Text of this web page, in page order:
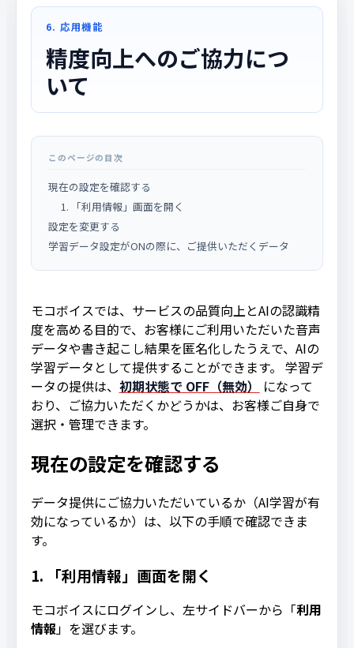
6. 応用機能
精度向上へのご協力につ
いて
このページの目次
現在の設定を確認する
1. 「利用情報」画面を開く
設定を変更する
学習データ設定がONの際に、ご提供いただくデータ
モコボイスでは、サービスの品質向上とAIの認識精
度を高める目的で、お客様にご利用いただいた音声
データや書き起こし結果を匿名化したうえで、AIの
学習データとして提供することができます。 学習デ
ータの提供は、 初期状態で OFF（無効）
になって
おり、ご協力いただくかどうかは、お客様ご自身で
選択・管理できます。
現在の設定を確認する
データ提供にご協力いただいているか（AI学習が有
効になっているか）は、以下の手順で確認できま
す。
1. 「利用情報」画面を開く
モコボイスにログインし、左サイドバーから「利用
情報」を選びます。